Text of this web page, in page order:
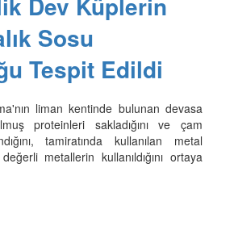
Sosu
Tespit Edildi
liman kentinde bulunan devasa
proteinleri sakladığını ve çam
tamiratında kullanılan metal
metallerin kullanıldığını ortaya